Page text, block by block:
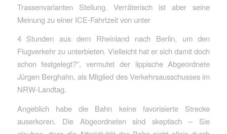
Trassenvarianten Stellung. Verräterisch ist aber seine
Meinung zu einer ICE-Fahrtzeit von unter
4 Stunden aus dem Rheinland nach Berlin, um den
Flugverkehr zu unterbieten. Vielleicht hat er sich damit doch
schon festgelegt?“, vermutet der lippische Abgeordnete
Jürgen Berghahn, als Mitglied des Verkehrsausschusses im
NRW-Landtag.
Angeblich habe die Bahn keine favorisierte Strecke
auserkoren. Die Abgeordneten sind skeptisch – Sie